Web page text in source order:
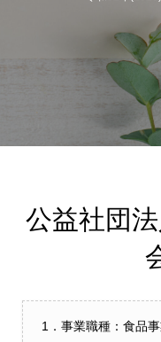
公益社団
1．事業職種：食品